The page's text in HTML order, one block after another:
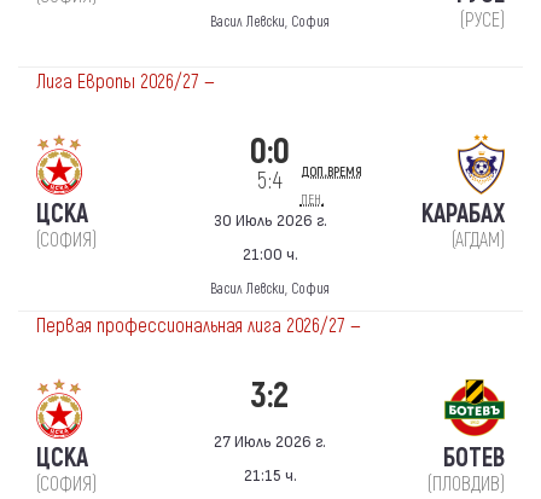
Васил Левски, София
(РУСЕ)
Лига Европы 2026/27 —
ЦСКА
(СОФИЯ)
0:0 доп.время
5:4
пен.
30 Июль 2026 г.
21:00 ч.
Васил Левски, София
КАРАБАХ
(АГДАМ)
Первая профессиональная лига 2026/27 —
ЦСКА
(СОФИЯ)
3:2
27 Июль 2026 г.
21:15 ч.
БОТЕВ
(ПЛОВДИВ)